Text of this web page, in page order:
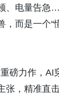
、电量告
而是一个
磅力作，
张，精准直